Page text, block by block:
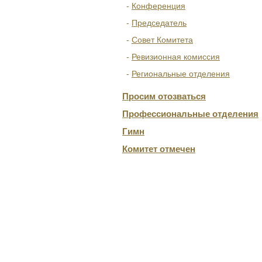
Конференция
Председатель
Совет Комитета
Ревизионная комиссия
Региональные отделения
Просим отозваться
Профессиональные отделения
Гимн
Комитет отмечен